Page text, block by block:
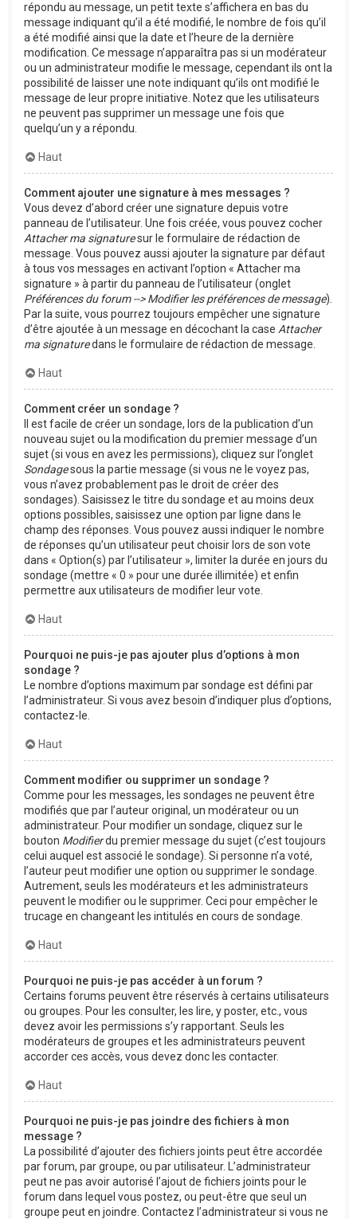
répondu au message, un petit texte s’affichera en bas du
message indiquant qu’il a été modifié, le nombre de fois qu’il
a été modifié ainsi que la date et l’heure de la dernière
modification. Ce message n’apparaîtra pas si un modérateur
ou un administrateur modifie le message, cependant ils ont la
possibilité de laisser une note indiquant qu’ils ont modifié le
message de leur propre initiative. Notez que les utilisateurs
ne peuvent pas supprimer un message une fois que
quelqu’un y a répondu.
Haut
Comment ajouter une signature à mes messages ?
Vous devez d’abord créer une signature depuis votre
panneau de l’utilisateur. Une fois créée, vous pouvez cocher
Attacher ma signaturesur le formulaire de rédaction de
message. Vous pouvez aussi ajouter la signature par défaut
à tous vos messages en activant l’option « Attacher ma
signature » à partir du panneau de l’utilisateur (onglet
Préférences du forum --> Modifier les préférences de message).
Par la suite, vous pourrez toujours empêcher une signature
d’être ajoutée à un message en décochant la case Attacher
ma signaturedans le formulaire de rédaction de message.
Haut
Comment créer un sondage ?
Il est facile de créer un sondage, lors de la publication d’un
nouveau sujet ou la modification du premier message d’un
sujet (si vous en avez les permissions), cliquez sur l’onglet
Sondagesous la partie message (si vous ne le voyez pas,
vous n’avez probablement pas le droit de créer des
sondages). Saisissez le titre du sondage et au moins deux
options possibles, saisissez une option par ligne dans le
champ des réponses. Vous pouvez aussi indiquer le nombre
de réponses qu’un utilisateur peut choisir lors de son vote
dans « Option(s) par l’utilisateur », limiter la durée en jours du
sondage (mettre « 0 » pour une durée illimitée) et enfin
permettre aux utilisateurs de modifier leur vote.
Haut
Pourquoi ne puis-je pas ajouter plus d’options à mon
sondage ?
Le nombre d’options maximum par sondage est défini par
l’administrateur. Si vous avez besoin d’indiquer plus d’options,
contactez-le.
Haut
Comment modifier ou supprimer un sondage ?
Comme pour les messages, les sondages ne peuvent être
modifiés que par l’auteur original, un modérateur ou un
administrateur. Pour modifier un sondage, cliquez sur le
bouton Modifierdu premier message du sujet (c’est toujours
celui auquel est associé le sondage). Si personne n’a voté,
l’auteur peut modifier une option ou supprimer le sondage.
Autrement, seuls les modérateurs et les administrateurs
peuvent le modifier ou le supprimer. Ceci pour empêcher le
trucage en changeant les intitulés en cours de sondage.
Haut
Pourquoi ne puis-je pas accéder à un forum ?
Certains forums peuvent être réservés à certains utilisateurs
ou groupes. Pour les consulter, les lire, y poster, etc., vous
devez avoir les permissions s’y rapportant. Seuls les
modérateurs de groupes et les administrateurs peuvent
accorder ces accès, vous devez donc les contacter.
Haut
Pourquoi ne puis-je pas joindre des fichiers à mon
message ?
La possibilité d’ajouter des fichiers joints peut être accordée
par forum, par groupe, ou par utilisateur. L’administrateur
peut ne pas avoir autorisé l’ajout de fichiers joints pour le
forum dans lequel vous postez, ou peut-être que seul un
groupe peut en joindre. Contactez l’administrateur si vous ne